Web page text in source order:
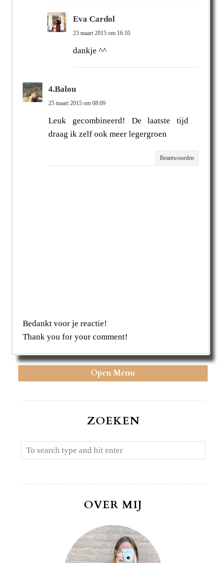
Eva Cardol
23 maart 2015 om 16:10
dankje ^^
4.Balou
25 maart 2015 om 08:09
Leuk gecombineerd! De laatste tijd
draag ik zelf ook meer legergroen
Beantwoorden
Bedankt voor je reactie!
Thank you for your comment!
Open Menu
ZOEKEN
OVER MIJ